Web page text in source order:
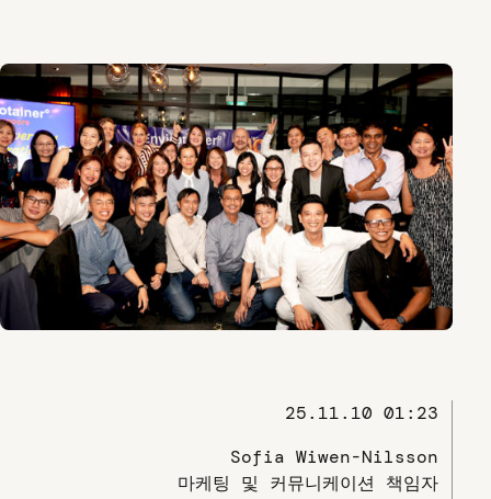
25.11.10 01:23
Sofia Wiwen-Nilsson
마케팅 및 커뮤니케이션 책임자